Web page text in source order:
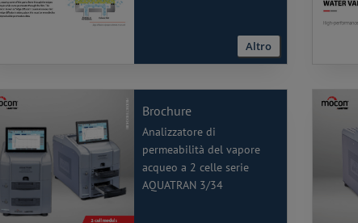
Altro
Brochure
Analizzatore di
permeabilità del vapore
acqueo a 2 celle serie
AQUATRAN 3/34